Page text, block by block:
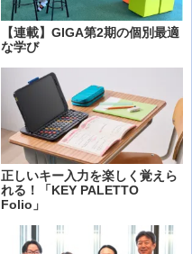
【連載】GIGA第2期の個別最適
な学び
正しいキー入力を楽しく覚えら
れる！「KEY PALETTO
Folio」